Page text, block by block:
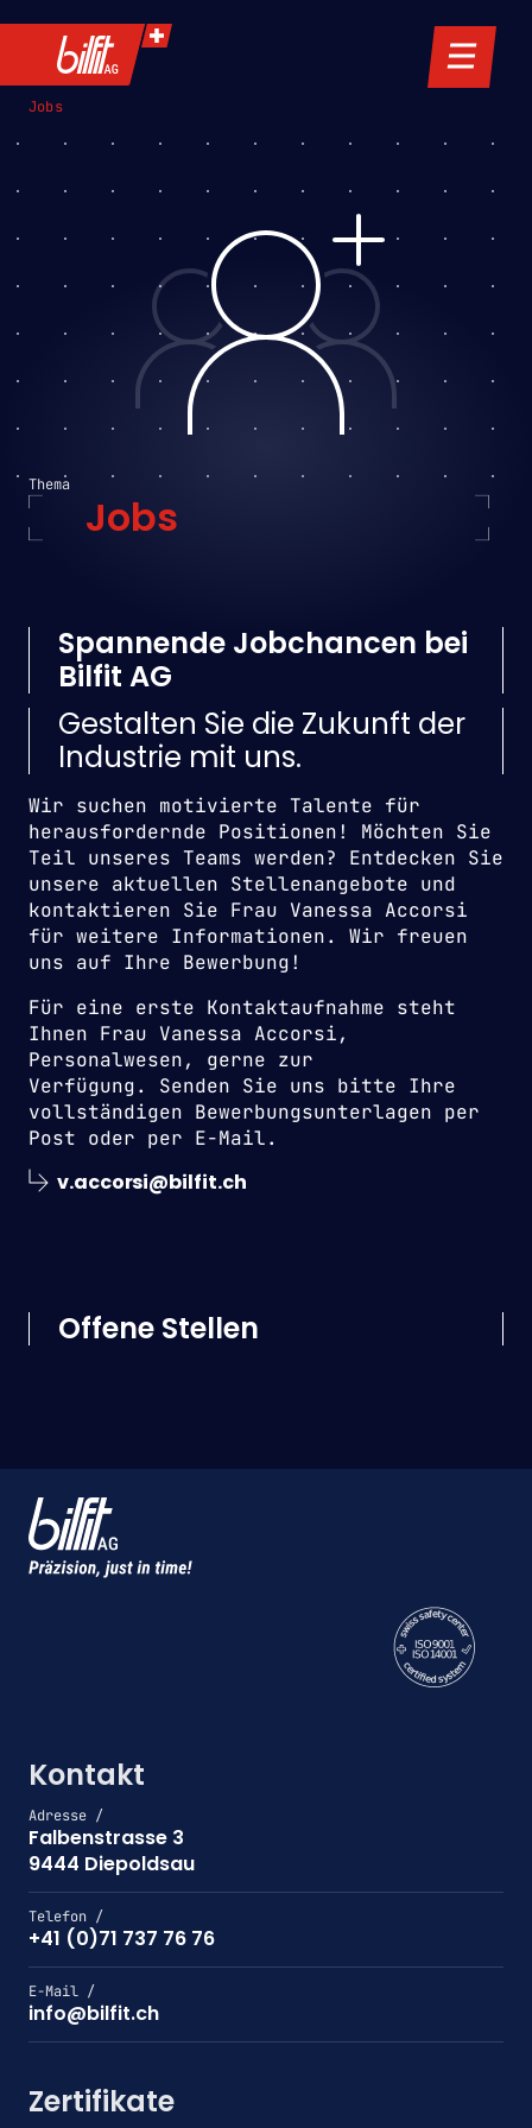
Jobs
Thema
Jobs
Spannende Jobchancen bei
Bilfit AG
Gestalten Sie die Zukunft der
Industrie mit uns.
Wir suchen motivierte Talente für
herausfordernde Positionen! Möchten Sie
Teil unseres Teams werden? Entdecken Sie
unsere aktuellen Stellenangebote und
kontaktieren Sie Frau Vanessa Accorsi
für weitere Informationen. Wir freuen
uns auf Ihre Bewerbung!
Für eine erste Kontaktaufnahme steht
Ihnen Frau Vanessa Accorsi,
Personalwesen, gerne zur
Verfügung. Senden Sie uns bitte Ihre
vollständigen Bewerbungsunterlagen per
Post oder per E-Mail.
v.accorsi@bilfit.ch
Offene Stellen
Kontakt
Adresse /
Falbenstrasse 3
9444 Diepoldsau
Telefon /
+41 (0)71 737 76 76
E-Mail /
info@bilfit.ch
Zertifikate